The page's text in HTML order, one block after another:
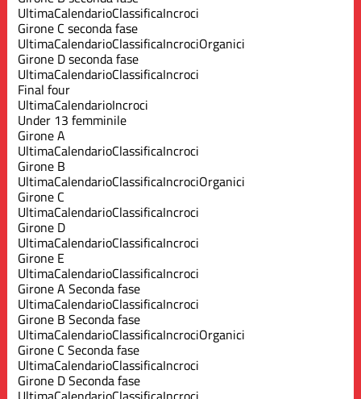
UltimaCalendarioClassificaIncroci
Girone C seconda fase
UltimaCalendarioClassificaIncrociOrganici
Girone D seconda fase
UltimaCalendarioClassificaIncroci
Final four
UltimaCalendarioIncroci
Under 13 femminile
Girone A
UltimaCalendarioClassificaIncroci
Girone B
UltimaCalendarioClassificaIncrociOrganici
Girone C
UltimaCalendarioClassificaIncroci
Girone D
UltimaCalendarioClassificaIncroci
Girone E
UltimaCalendarioClassificaIncroci
Girone A Seconda fase
UltimaCalendarioClassificaIncroci
Girone B Seconda fase
UltimaCalendarioClassificaIncrociOrganici
Girone C Seconda fase
UltimaCalendarioClassificaIncroci
Girone D Seconda fase